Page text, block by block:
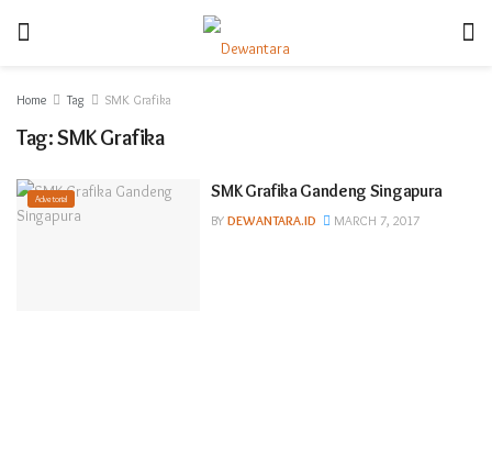
Home Tag SMK Grafika
Tag:SMK Grafika
Advetorial SMK Grafika Gandeng Singapura
BY DEWANTARA.ID MARCH 7, 2017